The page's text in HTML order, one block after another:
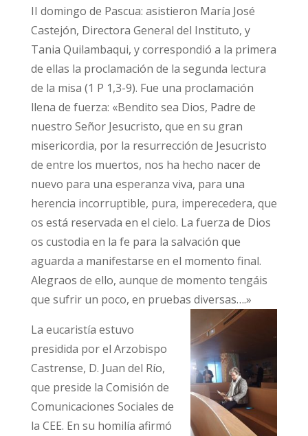
II domingo de Pascua: asistieron María José
Castejón, Directora General del Instituto, y
Tania Quilambaqui, y correspondió a la primera
de ellas la proclamación de la segunda lectura
de la misa (1 P 1,3-9). Fue una proclamación
llena de fuerza: «Bendito sea Dios, Padre de
nuestro Señor Jesucristo, que en su gran
misericordia, por la resurrección de Jesucristo
de entre los muertos, nos ha hecho nacer de
nuevo para una esperanza viva, para una
herencia incorruptible, pura, imperecedera, que
os está reservada en el cielo. La fuerza de Dios
os custodia en la fe para la salvación que
aguarda a manifestarse en el momento final.
Alegraos de ello, aunque de momento tengáis
que sufrir un poco, en pruebas diversas….»
La eucaristía estuvo
presidida por el Arzobispo
Castrense, D. Juan del Río,
que preside la Comisión de
Comunicaciones Sociales de
la CEE. En su homilía afirmó